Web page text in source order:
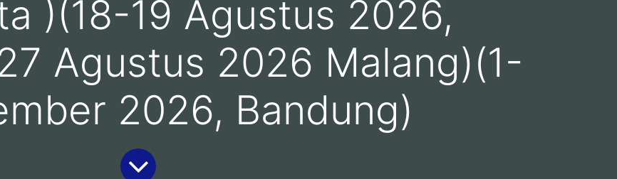
)(18-19 Agustus 2026,
Agustus 2026 Malang)(1-
2026, Bandung)